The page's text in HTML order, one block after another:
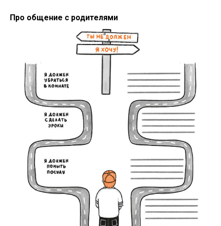
Про общение с родителями